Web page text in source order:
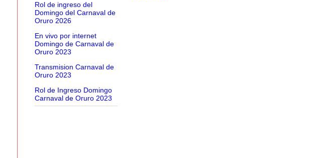
Rol de ingreso del
Domingo del Carnaval de
Oruro 2026
En vivo por internet
Domingo de Carnaval de
Oruro 2023
Transmision Carnaval de
Oruro 2023
Rol de Ingreso Domingo
Carnaval de Oruro 2023